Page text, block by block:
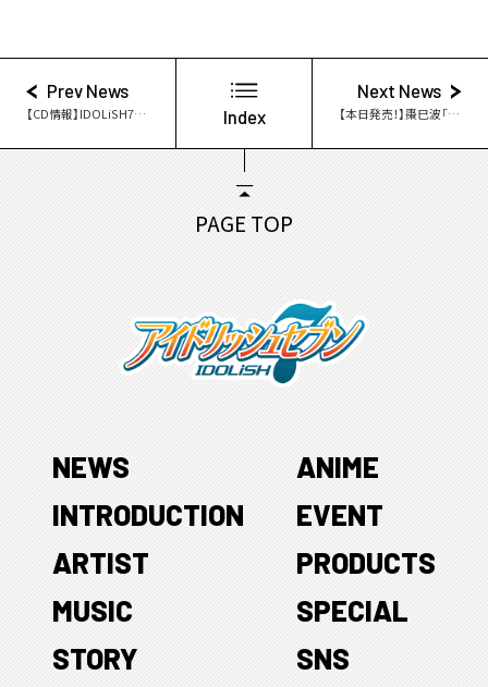
Prev News
【CD情報】IDOLiSH7「DiSCOVER THE FUTURE」本日発売！ Index
Next News
【本日発売！】棗巳波「Wonderful Octave」
PAGE TOP
NEWS
INTRODUCTION
ARTIST
MUSIC
STORY
ANIME
EVENT
PRODUCTS
SPECIAL
SNS